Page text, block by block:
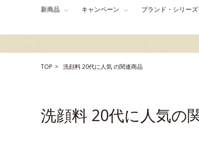
新商品 キャンペーン ブランド・シリーズ
TOP 洗顔料20代に人気の関連商品
洗顔料 20代に人気の